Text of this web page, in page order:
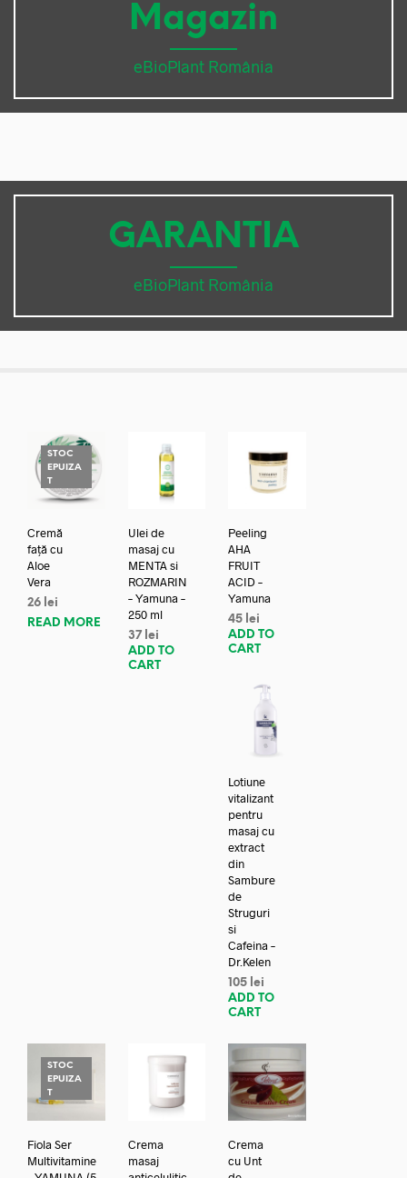
Magazin
eBioPlant România
GARANTIA
eBioPlant România
STOC
EPUIZA
T
Cremă
față cu
Aloe
Vera
26 lei
READ MORE
Ulei de
masaj cu
MENTA si
ROZMARIN
– Yamuna –
250 ml
37 lei
ADD TO
CART
Peeling
AHA
FRUIT
ACID –
Yamuna
45 lei
ADD TO
CART
Lotiune
vitalizant
pentru
masaj cu
extract
din
Sambure
de
Struguri
si
Cafeina –
Dr.Kelen
105 lei
ADD TO
CART
STOC
EPUIZA
T
Fiola Ser
Multivitamine
Crema
masaj
Crema
cu Unt